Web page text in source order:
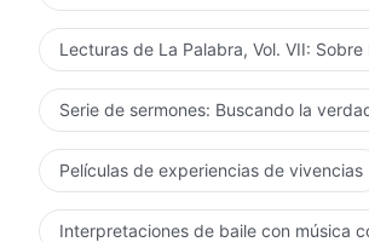
Lecturas de La Palabra, Vol. VII:
Serie de sermones: Buscando la
Películas de experiencias de vivencias
Interpretaciones de baile con música